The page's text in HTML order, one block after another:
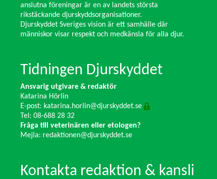
anslutna föreningar är en av landets största
rikstäckande djurskyddsorganisationer.
Djurskyddet Sveriges vision är ett samhälle där
människor visar respekt och medkänsla för alla djur.
Tidningen Djurskyddet
Ansvarig utgivare & redaktör
Katarina Hörlin
E-post: katarina.horlin@djurskyddet.se
Tel: 08-688 28 32
Fråga till veterinären eller etologen?
Mejla: redaktionen@djurskyddet.se
Kontakta redaktion & kansli